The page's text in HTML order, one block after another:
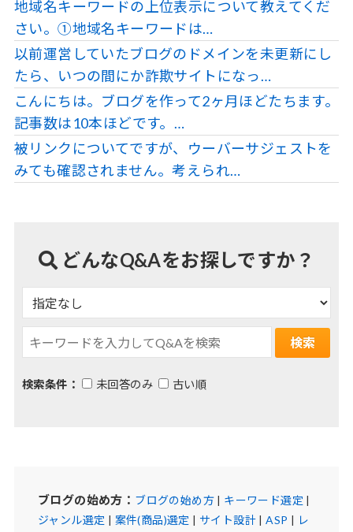
地域名キーワードの上位表示について教えてくだ
さい。①地域名キーワードは…
以前運営していたブログのドメインを未更新にし
たら、いつの間にか詐欺サイトになっ…
こんにちは。ブログを作って2ヶ月ほどたちます。
記事数は10本ほどです。…
被リンクについてですが、ウーバーサジェストを
みても確認されません。考えられ…
どんなQ&Aをお探しですか？
検索条件： 未回答のみ 古い順
ブログの始め方： ブログの始め方| キーワード選定 |
ジャンル選定 | 案件(商品)選定 | サイト設計|ASP | レ